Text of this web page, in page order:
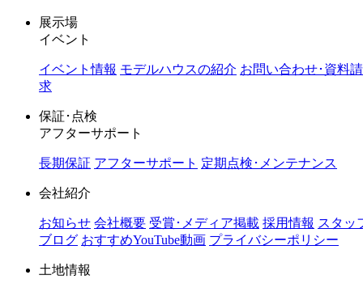
展示場
イベント
イベント情報 モデルハウスの紹介 お問い合わせ･資料請
求
保証･点検
アフターサポート
長期保証 アフターサポート 定期点検･メンテナンス
会社紹介
お知らせ 会社概要 受賞･メディア掲載 採用情報 スタッ
ブログ おすすめYouTube動画 プライバシーポリシー
土地情報